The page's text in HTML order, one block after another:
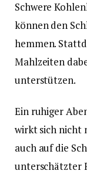
Schwere
können den
hemmen.
Mahlzeiten
unterstützen.
Ein ruhiger
wirkt sich nicht
auch auf die
unterschätzter